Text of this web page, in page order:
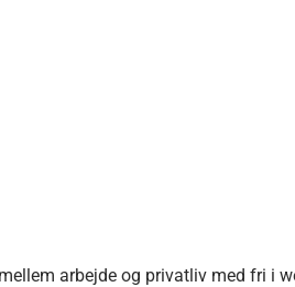
arbejde og privatliv med fri i